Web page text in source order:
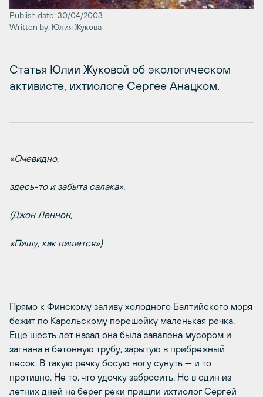
Publish date: 30/04/2003
Written by: Юлия Жукова
Статья Юлии Жуковой об экологическом
активисте, ихтиологе Сергее Анацком.
«Очевидно,
здесь-то и забыта салака».
(Джон Леннон,
«Пишу, как пишется»)
Прямо к Финскому заливу холодного Балтийского моря
бежит по Карельскому перешейку маленькая речка.
Еще шесть лет назад она была завалена мусором и
загнана в бетонную трубу, зарытую в прибрежный
песок. В такую речку босую ногу сунуть — и то
противно. Не то, что удочку забросить. Но в один из
летних дней на берег реки пришли ихтиолог Сергей